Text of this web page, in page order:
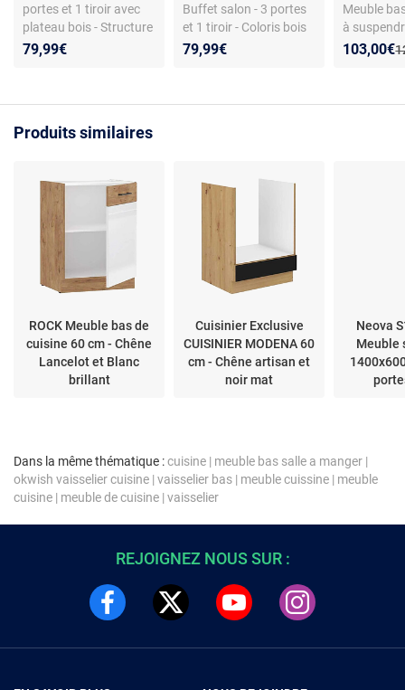
portes et 1 tiroir avec
plateau bois - Structure
en panneaux de
79,99€
Buffet salon - 3 portes
et 1 tiroir - Coloris bois
et poignées noires - 100
79,99€
Meuble
à
abattante
Nouveau
103,00€
Produits similaires
ROCK Meuble bas de
cuisine 60 cm - Chêne
Lancelot et Blanc
brillant
Cuisinier Exclusive
CUISINIER MODENA 60
cm - Chêne artisan et
noir mat
Neova
Meuble
Dans la même thématique :cuisine | meuble bas salle a manger |
okwish vaisselier cuisine | vaisselier bas | meuble cuissine | meuble
cuisine | meuble de cuisine | vaisselier
REJOIGNEZ NOUS SUR :